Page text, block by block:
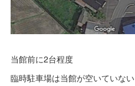
当館前に2台程度
臨時駐車場は当館が空いていな